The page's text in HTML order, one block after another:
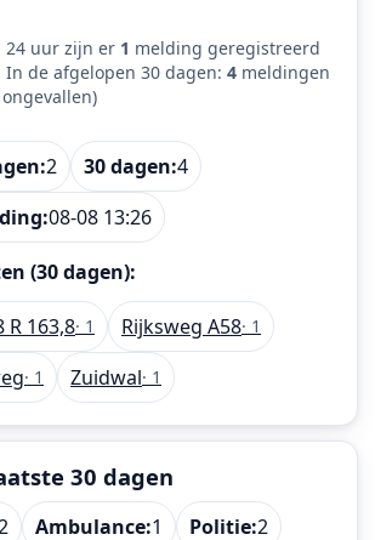
24 uur zijn er 1 melding geregistreerd
In de afgelopen 30 dagen: 4 meldingen
2 30 dagen:4
08-08 13:26
(30 dagen):
R 163,8· 1 Rijksweg A58· 1
· 1 Zuidwal· 1
30 dagen
Ambulance:1 Politie:2